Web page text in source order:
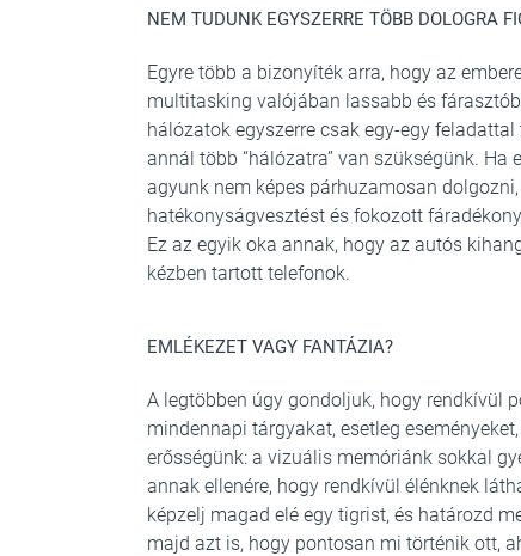
NEM TUDUNK EGYSZERRE TÖBB DOLOGRA
Egyre több a bizonyíték arra, hogy az
multitasking valójában lassabb és
hálózatok egyszerre csak egy-egy
annál több “hálózatra” van szükségünk.
agyunk nem képes párhuzamosan
hatékonyságvesztést és fokozott
Ez az egyik oka annak, hogy az autós
kézben tartott telefonok.
EMLÉKEZET VAGY FANTÁZIA?
A legtöbben úgy gondoljuk, hogy rendkívül
mindennapi tárgyakat, esetleg
erősségünk: a vizuális memóriánk sokkal
annak ellenére, hogy rendkívül élénknek
képzelj magad elé egy tigrist, és határozd
majd azt is, hogy pontosan mi történik ott,